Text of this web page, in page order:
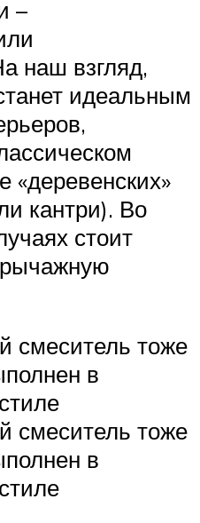
–
наш взгляд,
идеальным
«деревенских»
кантри). Во
стоит
смеситель тоже
в
смеситель тоже
в